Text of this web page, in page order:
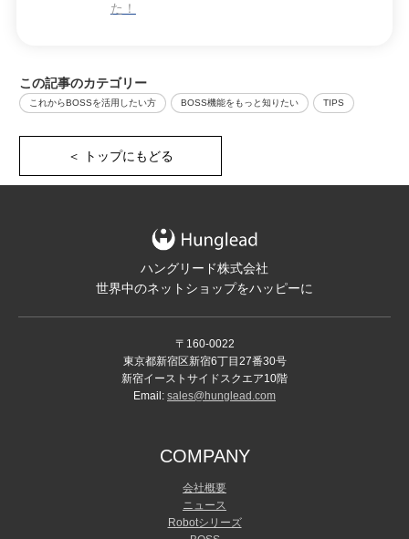
た！
この記事のカテゴリー
これからBOSSを活用したい方 BOSS機能をもっと知りたい TIPS
＜ トップにもどる
ハングリード株式会社
世界中のネットショップをハッピーに
〒160-0022
東京都新宿区新宿6丁目27番30号
新宿イーストサイドスクエア10階
Email: sales@hunglead.com
COMPANY
会社概要
ニュース
Robotシリーズ